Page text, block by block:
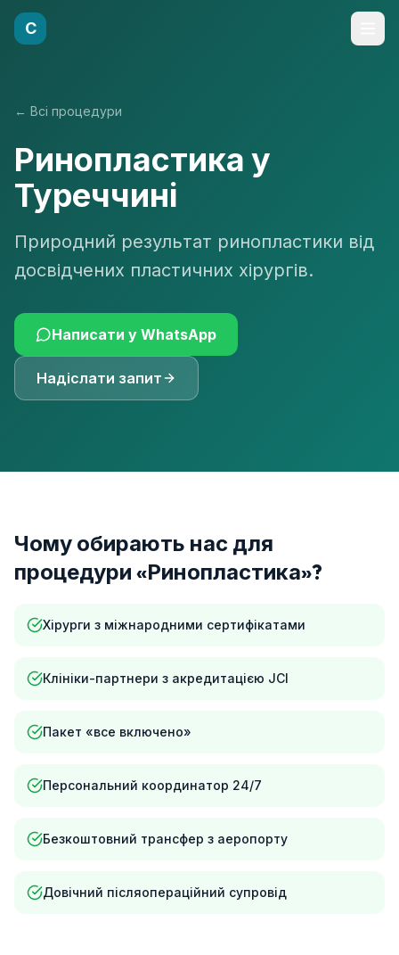
C
← Всі процедури
Ринопластика у
Туреччині
Природний результат ринопластики від
досвідчених пластичних хірургів.
Написати у WhatsApp
Надіслати запит
Чому обирають нас для
процедури «Ринопластика»?
Хірурги з міжнародними сертифікатами
Клініки-партнери з акредитацією JCI
Пакет «все включено»
Персональний координатор 24/7
Безкоштовний трансфер з аеропорту
Довічний післяопераційний супровід